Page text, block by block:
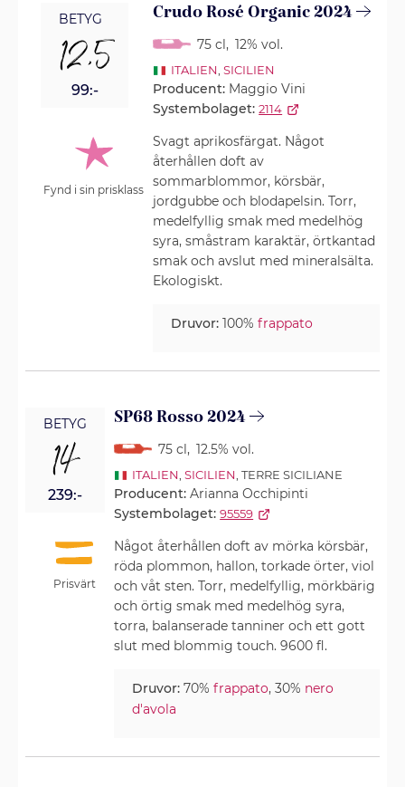
BETYG
12,5
99:-
Fynd i sin prisklass
Crudo Rosé Organic 2024
75 cl, 12% vol.
ITALIEN SICILIEN
Producent: Maggio Vini
Systembolaget: 2114
Svagt aprikosfärgat. Något
återhållen doft av
sommarblommor, körsbär,
jordgubbe och blodapelsin. Torr,
medelfyllig smak med medelhög
syra, småstram karaktär, örtkantad
smak och avslut med mineralsälta.
Ekologiskt.
Druvor: 100%frappato
BETYG
14
239:-
Prisvärt
SP68 Rosso 2024
75 cl, 12.5% vol.
ITALIEN SICILIEN , TERRE SICILIANE
Producent:Arianna Occhipinti
Systembolaget: 95559
Något återhållen doft av mörka körsbär,
röda plommon, hallon, torkade örter, viol
och våt sten. Torr, medelfyllig, mörkbärig
och örtig smak med medelhög syra,
torra, balanserade tanniner och ett gott
slut med blommig touch. 9600 fl.
Druvor: 70%frappato, 30% nero
d'avola